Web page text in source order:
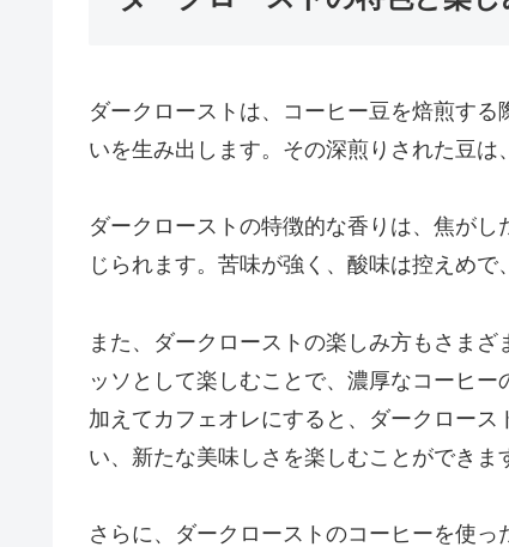
ダークローストは、コーヒー豆を焙煎す
いを生み出します。その深煎りされた豆は
ダークローストの特徴的な香りは、焦が
じられます。苦味が強く、酸味は控えめ
また、ダークローストの楽しみ方もさま
ッソとして楽しむことで、濃厚なコーヒ
加えてカフェオレにすると、ダークロー
い、新たな美味しさを楽しむことができま
さらに、ダークローストのコーヒーを使